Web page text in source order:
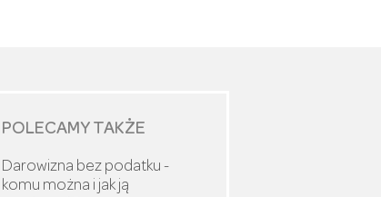
POLECAMY TAKŻE
Darowizna bez podatku -
komu można i jak ją